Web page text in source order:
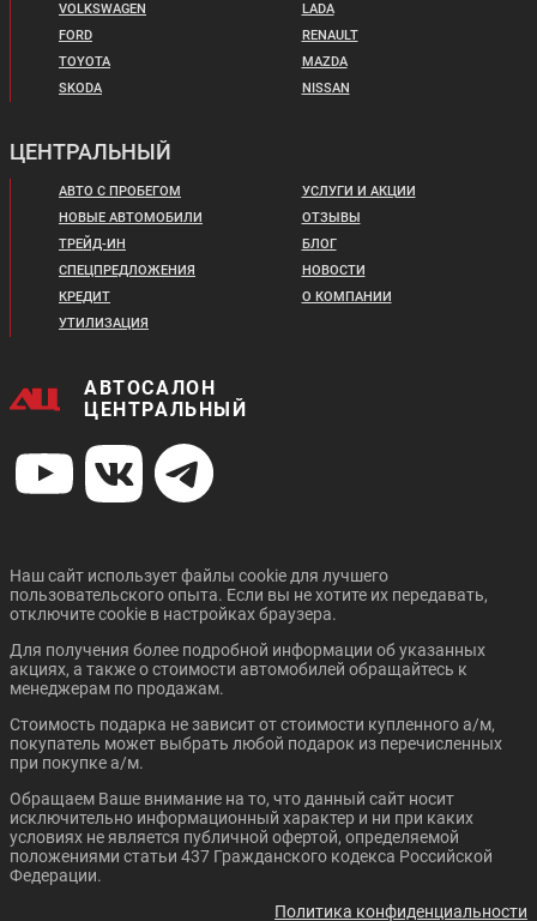
VOLKSWAGEN
FORD
TOYOTA
SKODA
LADA
RENAULT
MAZDA
NISSAN
ЦЕНТРАЛЬНЫЙ
АВТО С ПРОБЕГОМ
НОВЫЕ АВТОМОБИЛИ
ТРЕЙД-ИН
СПЕЦПРЕДЛОЖЕНИЯ
КРЕДИТ
УТИЛИЗАЦИЯ
УСЛУГИ И АКЦИИ
ОТЗЫВЫ
БЛОГ
НОВОСТИ
О КОМПАНИИ
АВТОСАЛОН
ЦЕНТРАЛЬНЫЙ
Наш сайт использует файлы cookie для лучшего
пользовательского опыта. Если вы не хотите их передавать,
отключите cookie в настройках браузера.
Для получения более подробной информации об указанных
акциях, а также о стоимости автомобилей обращайтесь к
менеджерам по продажам.
Стоимость подарка не зависит от стоимости купленного а/м,
покупатель может выбрать любой подарок из перечисленных
при покупке а/м.
Обращаем Ваше внимание на то, что данный сайт носит
исключительно информационный характер и ни при каких
условиях не является публичной офертой, определяемой
положениями статьи 437 Гражданского кодекса Российской
Федерации.
Политика конфиденциальности